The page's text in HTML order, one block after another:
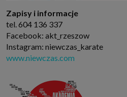
Zapisy i informacje
tel. 604 136 337
Facebook: akt_rzeszow
Instagram: niewczas_karate
www.niewczas.com